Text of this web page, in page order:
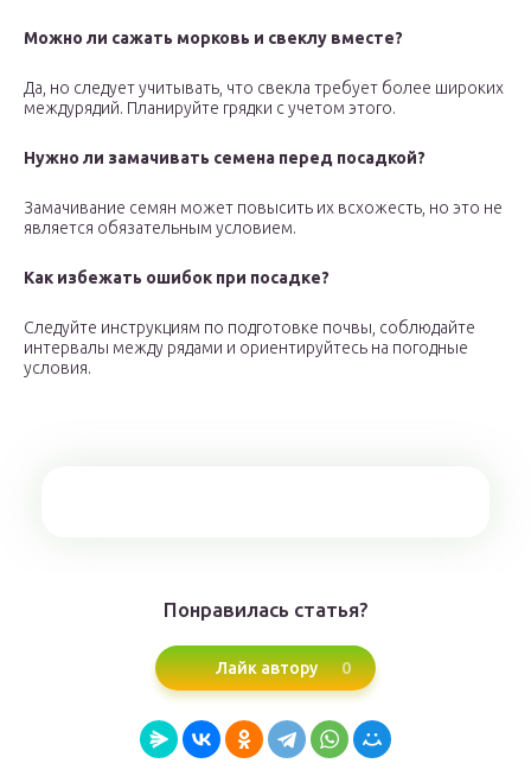
Можно ли сажать морковь и свеклу вместе?
Да, но следует учитывать, что свекла требует более широких
междурядий. Планируйте грядки с учетом этого.
Нужно ли замачивать семена перед посадкой?
Замачивание семян может повысить их всхожесть, но это не
является обязательным условием.
Как избежать ошибок при посадке?
Следуйте инструкциям по подготовке почвы, соблюдайте
интервалы между рядами и ориентируйтесь на погодные
условия.
Понравилась статья?
Лайк автору 0